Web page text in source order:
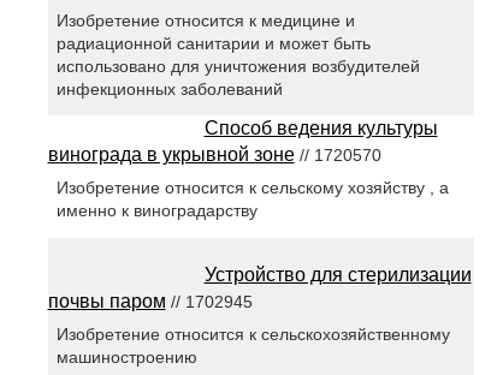
Изобретение относится к медицине и
радиационной санитарии и может быть
использовано для уничтожения возбудителей
инфекционных заболеваний
Способ ведения культуры
винограда в укрывной зоне// 1720570
Изобретение относится к сельскому хозяйству , а
именно к виноградарству
Устройство для стерилизации
почвы паром // 1702945
Изобретение относится к сельскохозяйственному
машиностроению